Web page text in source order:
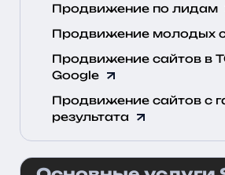
Продвижение по лидам
Продвижение молодых
Продвижение сайтов в
Google
Продвижение сайтов с
результата